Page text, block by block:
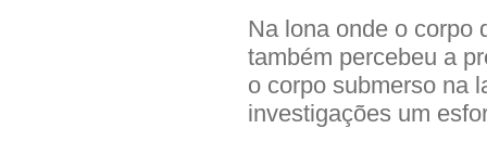
Na lona onde o corpo
também percebeu a
o corpo submerso na
investigações um